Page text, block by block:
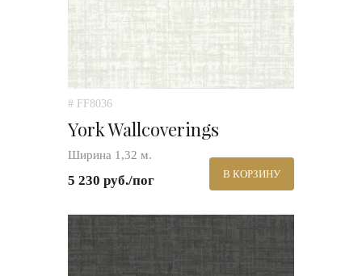
# FF8036
York Wallcoverings
Ширина 1,32 м.
5 230 руб./пог В КОРЗИНУ